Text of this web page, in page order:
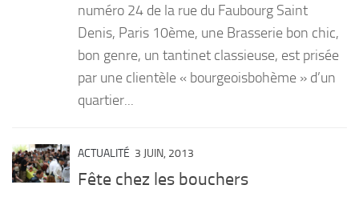
numéro 24 de la rue du Faubourg Saint
Denis, Paris 10ème, une Brasserie bon chic,
bon genre, un tantinet classieuse, est prisée
par une clientèle « bourgeoisbohème » d’un
quartier...
ACTUALITÉ 3 JUIN, 2013
Fête chez les bouchers